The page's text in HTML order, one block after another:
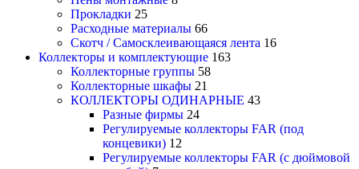
Прокладки 25
Расходные материалы 66
Скотч / Самосклеивающаяся лента 16
Коллекторы и комплектующие 163
Коллекторные группы 58
Коллекторные шкафы 21
КОЛЛЕКТОРЫ ОДИНАРНЫЕ 43
Разные фирмы 24
Регулируемые коллекторы FAR (под
концевики) 12
Регулируемые коллекторы FAR (с дюймовой